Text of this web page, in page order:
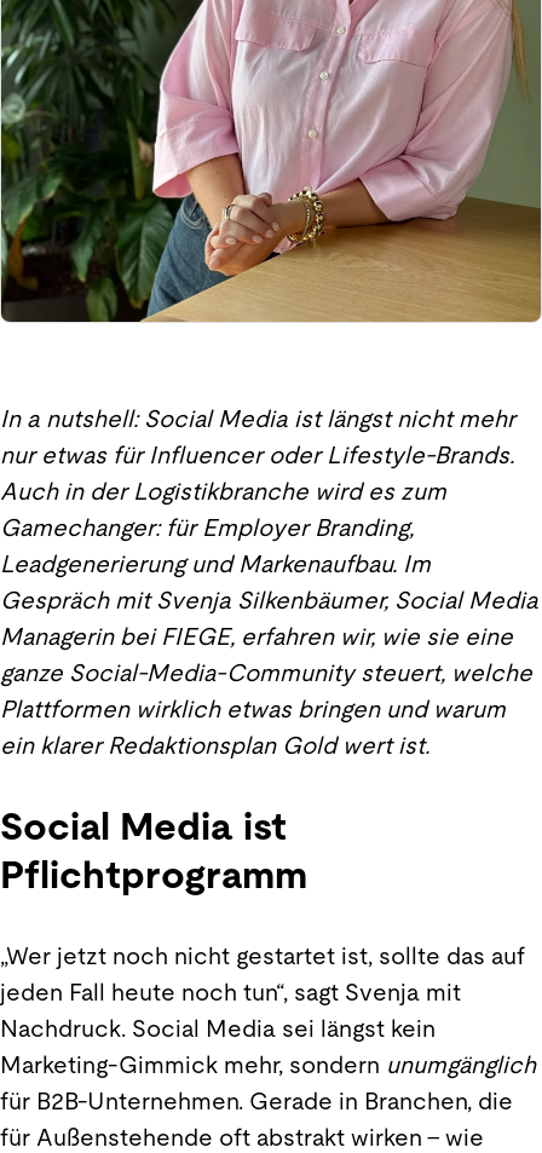
In a nutshell: Social Media ist längst nicht mehr
nur etwas für Influencer oder Lifestyle-Brands.
Auch in der Logistikbranche wird es zum
Gamechanger: für Employer Branding,
Leadgenerierung und Markenaufbau. Im
Gespräch mit Svenja Silkenbäumer, Social Media
Managerin bei FIEGE, erfahren wir, wie sie eine
ganze Social-Media-Community steuert, welche
Plattformen wirklich etwas bringen und warum
ein klarer Redaktionsplan Gold wert ist.
Social Media ist
Pflichtprogramm
„Wer jetzt noch nicht gestartet ist, sollte das auf
jeden Fall heute noch tun“, sagt Svenja mit
Nachdruck. Social Media sei längst kein
Marketing-Gimmick mehr, sondern unumgänglich
für B2B-Unternehmen. Gerade in Branchen, die
für Außenstehende oft abstrakt wirken – wie